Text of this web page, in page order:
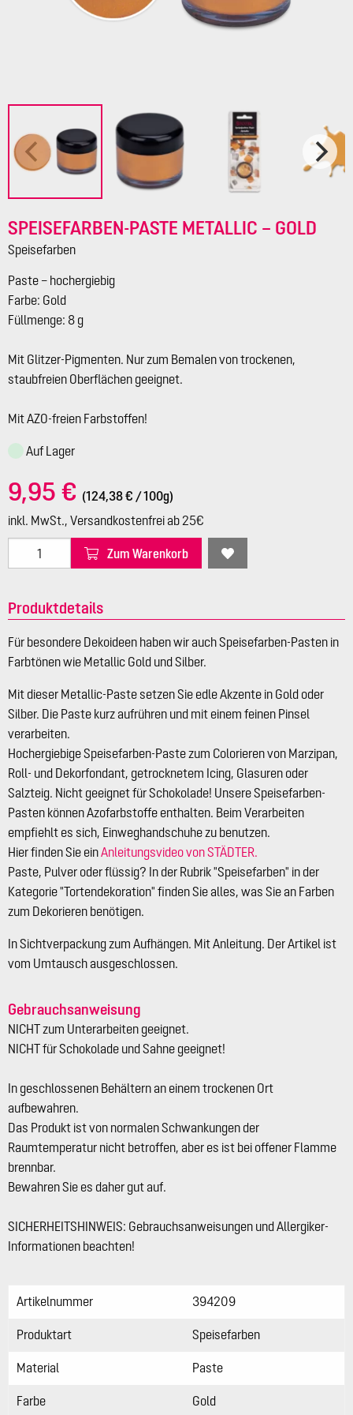
SPEISEFARBEN-PASTE METALLIC – GOLD
Speisefarben
Paste – hochergiebig
Farbe: Gold
Füllmenge: 8 g
Mit Glitzer-Pigmenten. Nur zum Bemalen von trockenen,
staubfreien Oberflächen geeignet.
Mit AZO-freien Farbstoffen!
Auf Lager
9,95 € (124,38 € / 100g)
inkl. MwSt., Versandkostenfrei ab 25€
Zum Warenkorb
Produktdetails
Für besondere Dekoideen haben wir auch Speisefarben-Pasten in
Farbtönen wie Metallic Gold und Silber.
Mit dieser Metallic-Paste setzen Sie edle Akzente in Gold oder
Silber. Die Paste kurz aufrühren und mit einem feinen Pinsel
verarbeiten.
Hochergiebige Speisefarben-Paste zum Colorieren von Marzipan,
Roll- und Dekorfondant, getrocknetem Icing, Glasuren oder
Salzteig. Nicht geeignet für Schokolade! Unsere Speisefarben-
Pasten können Azofarbstoffe enthalten. Beim Verarbeiten
empfiehlt es sich, Einweghandschuhe zu benutzen.
Hier finden Sie einAnleitungsvideo von STÄDTER.
Paste, Pulver oder flüssig? In der Rubrik "Speisefarben" in der
Kategorie "Tortendekoration" finden Sie alles, was Sie an Farben
zum Dekorieren benötigen.
In Sichtverpackung zum Aufhängen. Mit Anleitung. Der Artikel ist
vom Umtausch ausgeschlossen.
Gebrauchsanweisung
NICHT zum Unterarbeiten geeignet.
NICHT für Schokolade und Sahne geeignet!
In geschlossenen Behältern an einem trockenen Ort
aufbewahren.
Das Produkt ist von normalen Schwankungen der
Raumtemperatur nicht betroffen, aber es ist bei offener Flamme
brennbar.
Bewahren Sie es daher gut auf.
SICHERHEITSHINWEIS: Gebrauchsanweisungen und Allergiker-
Informationen beachten!
Artikelnummer 394209
Produktart Speisefarben
Material Paste
Farbe Gold